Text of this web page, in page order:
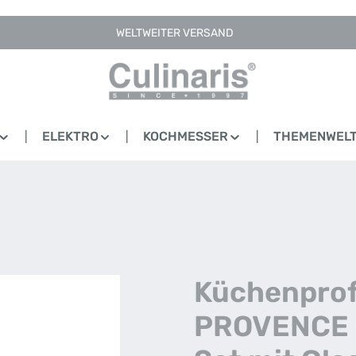
WELTWEITER VERSAND
ELEKTRO KOCHMESSER